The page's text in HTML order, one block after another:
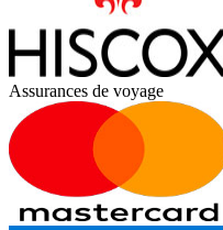
Assurances de voyage